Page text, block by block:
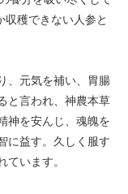
穫できない人参と
、元気を補い、胃腸
と言われ、神農本草
神を安んじ、魂魄を
に益す。久しく服す
います。